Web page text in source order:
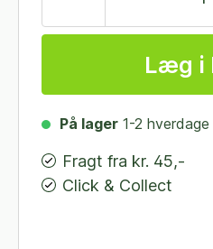
Læg i
På lager 1-2 hverdage
Fragt fra kr. 45,-
Click & Collect